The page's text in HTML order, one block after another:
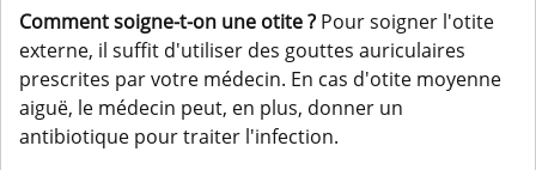
Comment soigne-t-on une otite ? Pour soigner l'otite
externe, il suffit d'utiliser des gouttes auriculaires
prescrites par votre médecin. En cas d'otite moyenne
aiguë, le médecin peut, en plus, donner un
antibiotique pour traiter l'infection.